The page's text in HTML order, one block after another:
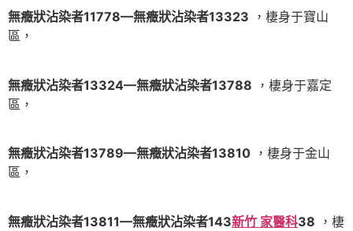
無癥狀沾染者11778—無癥狀沾染者13323 ，棲身于寶山
區，
無癥狀沾染者13324—無癥狀沾染者13788 ，棲身于嘉定
區，
無癥狀沾染者13789—無癥狀沾染者13810 ，棲身于金山
區，
無癥狀沾染者13811—無癥狀沾染者143新竹 家醫科38 ，棲